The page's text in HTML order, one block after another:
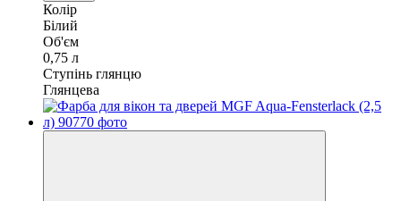
Колір
Білий
Об'єм
0,75 л
Ступінь глянцю
Глянцева